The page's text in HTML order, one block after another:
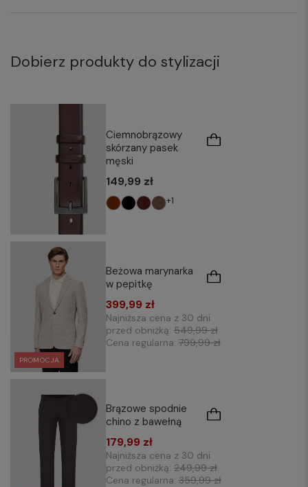
Dobierz produkty do stylizacji
Ciemnobrązowy
skórzany pasek
męski
149,99 zł
+1
PROMOCJA
Beżowa marynarka
w pepitkę
399,99 zł
Najniższa cena z 30 dni
przed obniżką: 549,99 zł
Cena regularna: 799,99 zł
Brązowe spodnie
chino z bawełną
179,99 zł
Najniższa cena z 30 dni
przed obniżką: 249,99 zł
Cena regularna: 359,99 zł